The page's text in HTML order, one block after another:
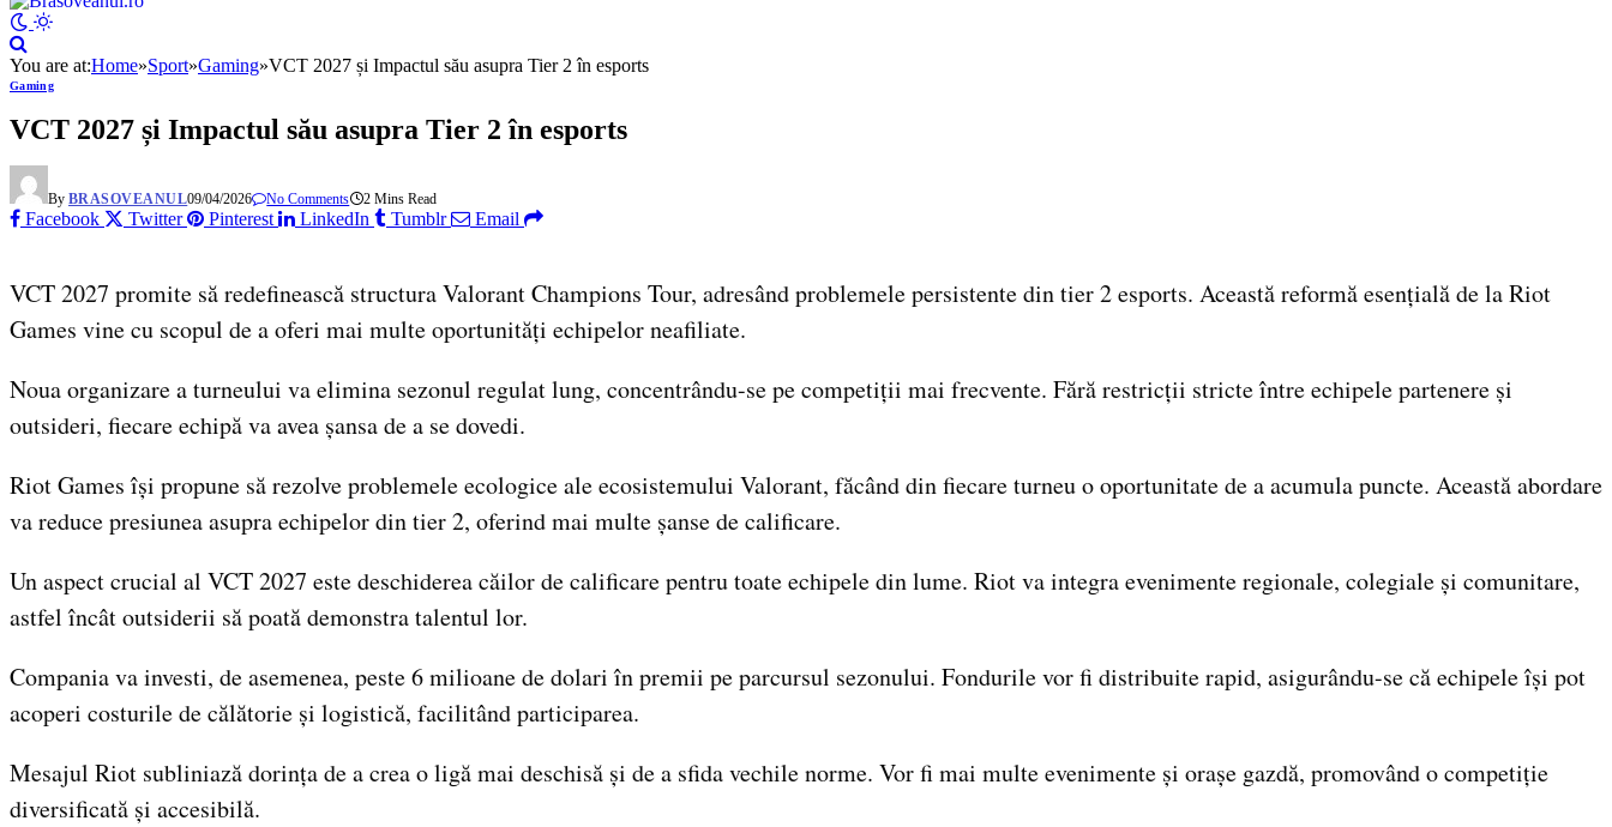
You are at:Home»Sport»Gaming»VCT 2027 și Impactul său asupra Tier 2 în esports
Gaming
VCT 2027 și Impactul său asupra Tier 2 în esports
By BRASOVEANUL09/04/2026 No Comments 2 Mins Read
Facebook Twitter Pinterest LinkedIn Tumblr Email
VCT 2027 promite să redefinească structura Valorant Champions Tour, adresând problemele persistente din tier 2 esports. Această reformă esențială de la Riot
Games vine cu scopul de a oferi mai multe oportunități echipelor neafiliate.
Noua organizare a turneului va elimina sezonul regulat lung, concentrându-se pe competiții mai frecvente. Fără restricții stricte între echipele partenere și
outsideri, fiecare echipă va avea șansa de a se dovedi.
Riot Games își propune să rezolve problemele ecologice ale ecosistemului Valorant, făcând din fiecare turneu o oportunitate de a acumula puncte. Această abordare
va reduce presiunea asupra echipelor din tier 2, oferind mai multe șanse de calificare.
Un aspect crucial al VCT 2027 este deschiderea căilor de calificare pentru toate echipele din lume. Riot va integra evenimente regionale, colegiale și comunitare,
astfel încât outsiderii să poată demonstra talentul lor.
Compania va investi, de asemenea, peste 6 milioane de dolari în premii pe parcursul sezonului. Fondurile vor fi distribuite rapid, asigurându-se că echipele își pot
acoperi costurile de călătorie și logistică, facilitând participarea.
Mesajul Riot subliniază dorința de a crea o ligă mai deschisă și de a sfida vechile norme. Vor fi mai multe evenimente și orașe gazdă, promovând o competiție
diversificată și accesibilă.